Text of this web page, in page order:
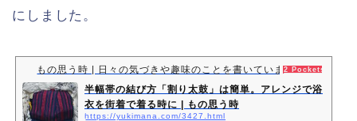
にしました。
もの思う時 | 日々の気づきや趣味のことを書いています。
2 Pockets
半幅帯の結び方「割り太鼓」は簡単。アレンジで浴
衣を街着で着る時に | もの思う時
https://yukimana.com/3427.html